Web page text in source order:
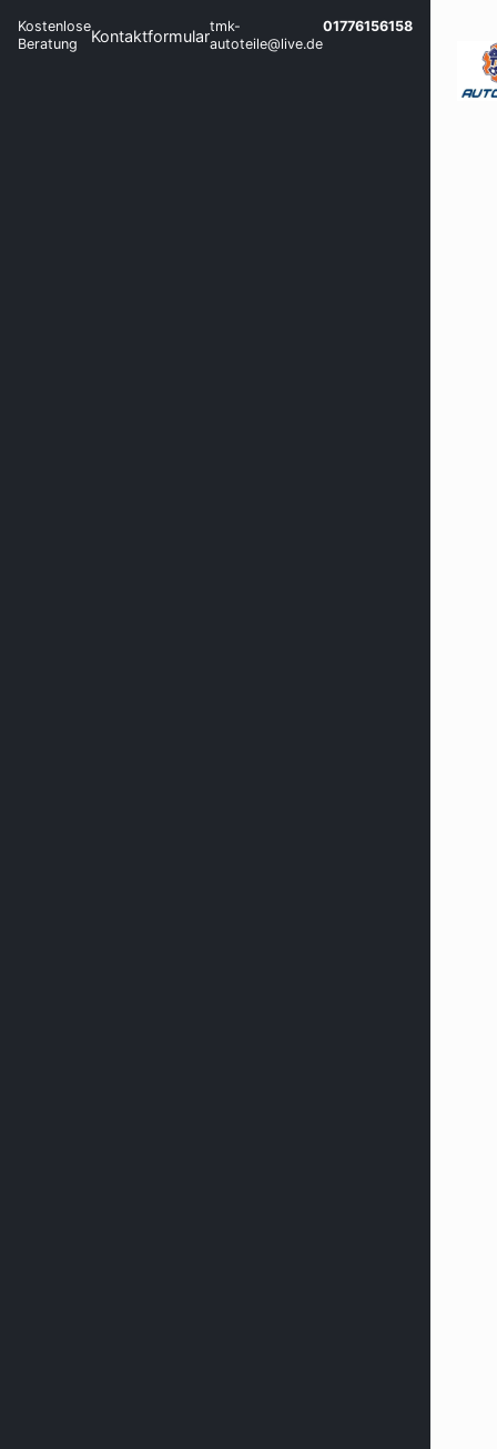
Kostenlose
Beratung
Kontaktformulartmk-
autoteile@live.de
01776156158